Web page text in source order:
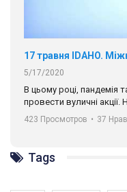
5/17/2020
В цьому році, пандемія
провести вуличні
навіть коли ми у різних
разом. Ми закликаємо
солідарності,
ГАУ є в 16 областях
Разом наш голос лунає
423 Просмотров • 37
Tags